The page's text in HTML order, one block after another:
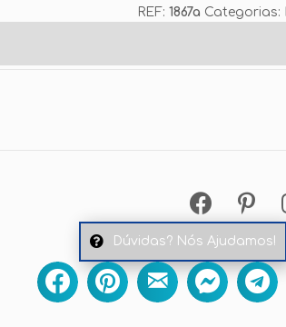
REF:1867a Categorias:
Dúvidas? Nós Ajudamos!